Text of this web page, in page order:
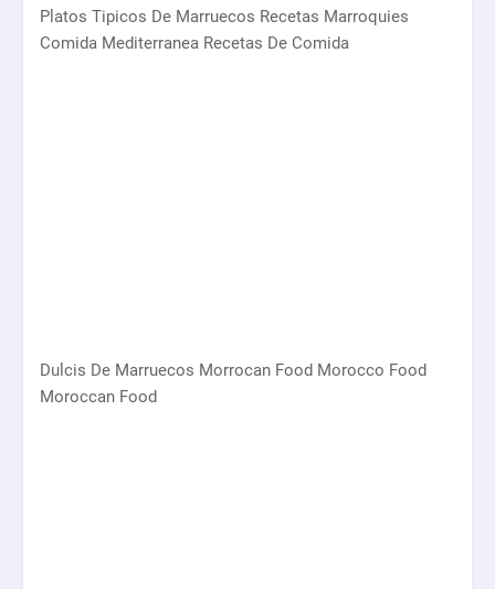
Platos Tipicos De Marruecos Recetas Marroquies
Comida Mediterranea Recetas De Comida
Dulcis De Marruecos Morrocan Food Morocco Food
Moroccan Food